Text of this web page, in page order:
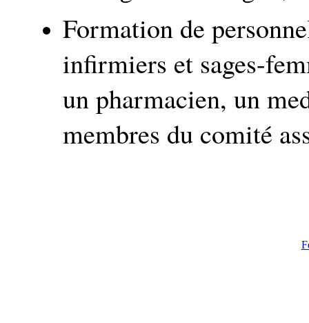
Formation de
infirmiers et sages-
un pharmacien, un
membres du comité